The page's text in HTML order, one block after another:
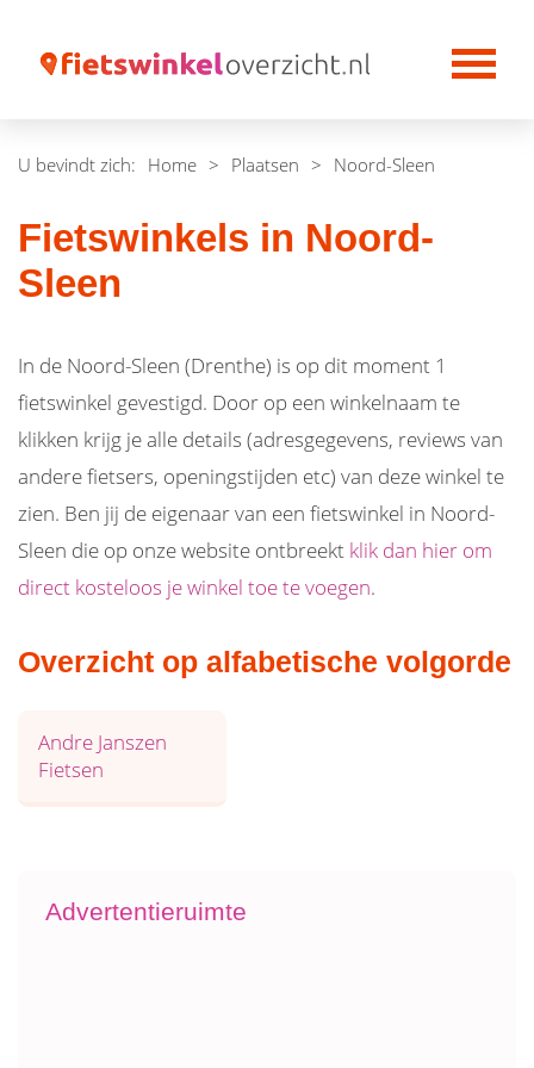
U bevindt zich: Home > Plaatsen > Noord-Sleen
Fietswinkels in Noord-
Sleen
In de Noord-Sleen (Drenthe) is op dit moment 1
fietswinkel gevestigd. Door op een winkelnaam te
klikken krijg je alle details (adresgegevens, reviews van
andere fietsers, openingstijden etc) van deze winkel te
zien. Ben jij de eigenaar van een fietswinkel in Noord-
Sleen die op onze website ontbreekt klik dan hier om
direct kosteloos je winkel toe te voegen.
Overzicht op alfabetische volgorde
Andre Janszen
Fietsen
Advertentieruimte